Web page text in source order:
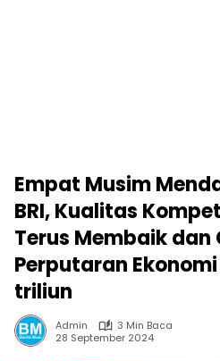
Empat Musim
BRI, Kualitas
Terus Membaik
Perputaran
triliun
Admin
3 Min Baca
28 September 2024